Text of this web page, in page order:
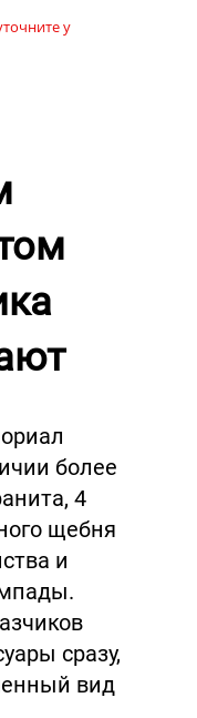
у
более
4
щебня
и
сразу,
вид